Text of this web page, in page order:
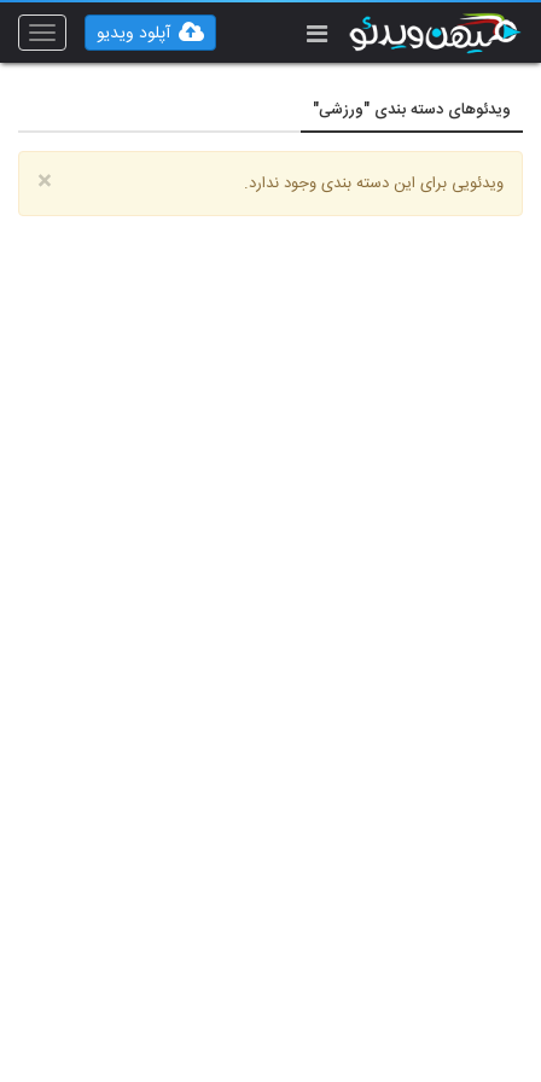
Toggle
آپلود ویدیو
ویدئوهای دسته بندی "ورزشی"
× ویدئویی برای این دسته بندی وجود ندارد.